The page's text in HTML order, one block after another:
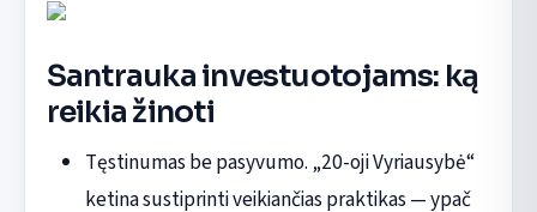
Santrauka investuotojams: ką
reikia žinoti
Tęstinumas be pasyvumo. „20-oji Vyriausybė“
ketina sustiprinti veikiančias praktikas — ypač